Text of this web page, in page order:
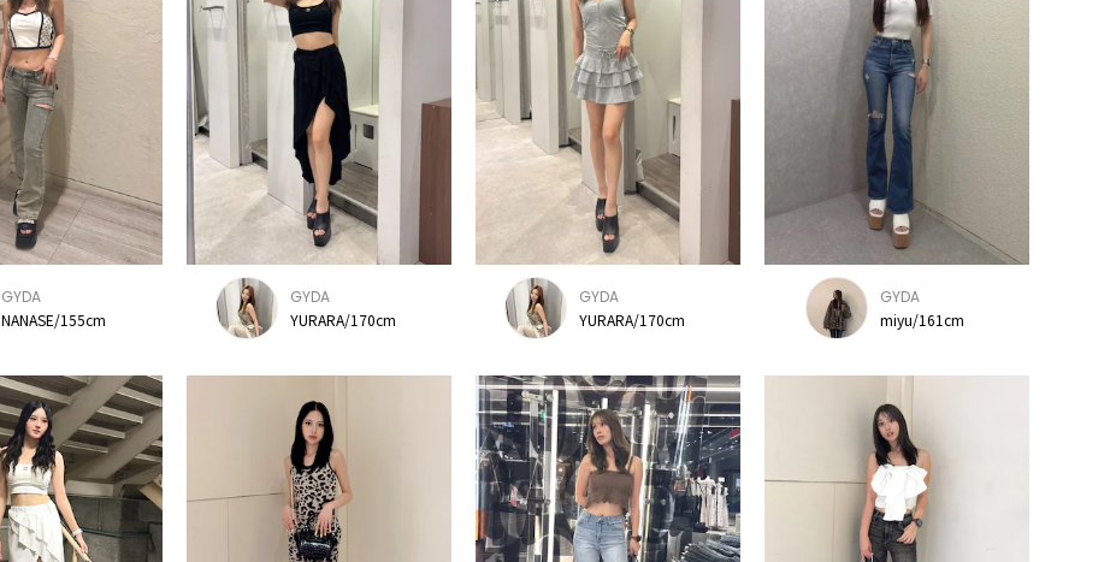
GYDA
NANASE/155cm
GYDA
YURARA/170cm
GYDA
YURARA/170cm
GYDA
miyu/161cm